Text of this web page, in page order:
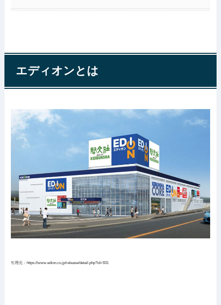
エディオンとは
引用元：https://www.edion.co.jp/release/detail.php?id=931